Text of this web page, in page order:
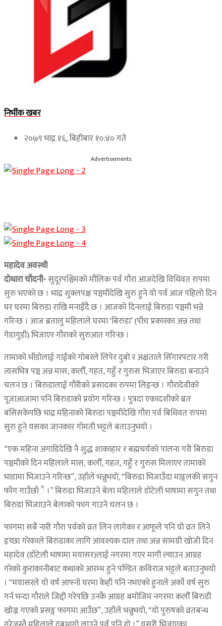
निर्भीक खबर
२०७९ भाद्र १६, बिहीबार १०:४० गते
Advertisements
महादेव अवस्थी
दोधारा चाँदनी-सुदूरपश्चिमको मौलिक पर्व गौरा आजदेखि विधिवत रुपमा
सुरु भएको छ । भाद्र शुक्लपक्ष पञ्चमीदेखि सुरु हुने यो पर्व आज पहिलो दिन
घर घरमा बिरुडा राखि मनाइँदै छ । आजको दिनलाई बिरुडा पञ्चमी भन्ने
गरिन्छ । आज ब्रतालु महिलाले घरमा ‘बिरुडा’ (पाँच प्रकारका अन्न तथा
गेडागुडी) भिजाएर गौराको सुरुआत गरिन्छ ।
तामाको भाँडोलाई गाईको गोबरले लिपेर दुबो र अक्षताले सिँगारपटार गरी
त्यसभित्र पञ्च अन्न मास, कलौँ, गहत, गहुँ र गुरुस भिजाएर बिरुडा बनाउने
चलन छ । बिरुडालाई गौरीको प्रसादका रुपमा लिइन्छ । गौरादेवीको
पूजाआजामा पनि बिरुडाको प्रयोग गरिन्छ । पुत्रदा एकादशीको ब्रत
बसिसकेपछि भाद्र महिनाको बिरुडा पञ्चमीदेखि गौरा पर्व बिधिवत रुपमा
सुरु हुने यसका जानकार गोमती भट्टले बताउनुभयो ।
“एक महिना अगाडिदेखि नै शुद्ध शाकाहार र बह्मचर्यको पालना गरी बिरुडा
पञ्चमीको दिन महिलाले मास, कलौँ, गहत, गहुँ र गुरुस मिलाएर तामाको
भाडामा भिजाउने गरिन्छ”, उहाँले भन्नुभयो, “बिरुडा भिजाउँदा माङ्गलकी सगुन
फाँग गाउँछाँै ।” बिरुडा भिजाउने बेला महिलाले डोटेली भाषामा सगुन तथा
बिरुडा भिजााउने बेलाको फाग गाउने चलन छ ।
फागमा सबै नारी गौरा पर्वको व्रत लिन लागेका र आफूले पनि यो व्रत लिने
इच्छा गरेकाले बिरुडाका लागि आवश्यक दाल तथा अन्न सामग्री खोजी दिन
महादेव (डोटेली भाषामा मयासर)लाई नगरमा गएर मागी ल्याउन आग्रह
गरेको कुराकानीबाट कथाको आरम्भ हुने पण्डित कविराज भट्टले बताउनुभयो
। “मयासरले यो वर्ष आफ्नो घरमा केही पनि नभएको हुनाले अर्को वर्ष सुरु
गर्न भन्दा गौराले जिद्दी गरेपछि उनकै आग्रह बमोजिम नगरमा कलौँ बिरुडी
खोज्न गएको प्रसङ्ग फागमा आउँछ”, उहाँले भन्नुभयो, “यो पुरुषको व्रतबन्ध